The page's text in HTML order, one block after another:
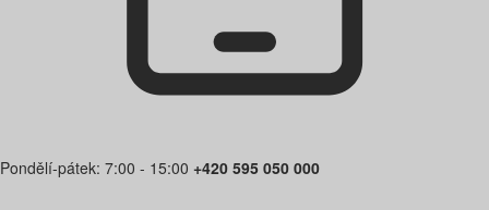
Pondělí-pátek: 7:00 - 15:00 +420 595 050 000